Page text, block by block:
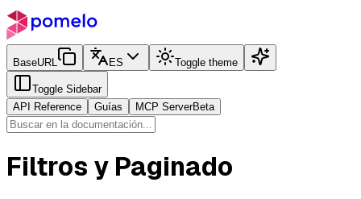
BaseURL ES Toggle theme
Toggle Sidebar
API Reference
Guías MCP ServerBeta
Filtros y Paginado